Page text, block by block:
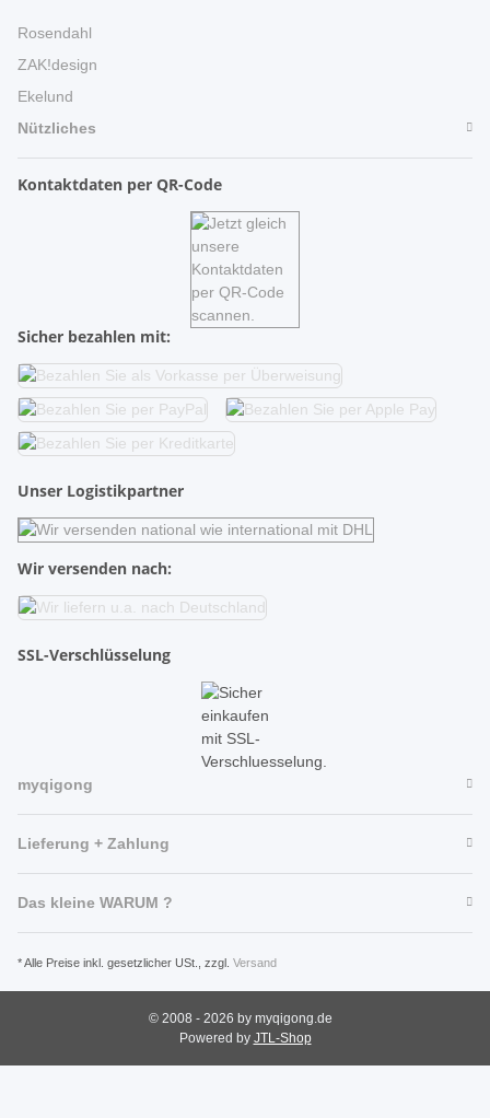
Rosendahl
ZAK!design
Ekelund
Nützliches
Kontaktdaten per QR-Code
Sicher bezahlen mit:
Unser Logistikpartner
Wir versenden nach:
SSL-Verschlüsselung
myqigong
Lieferung + Zahlung
Das kleine WARUM ?
* Alle Preise inkl. gesetzlicher USt., zzgl. Versand
© 2008 - 2026 by myqigong.de
Powered by JTL-Shop